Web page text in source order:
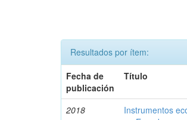
Resultados por ítem:
Fecha de
publicación
Título
2018
Instrumentos